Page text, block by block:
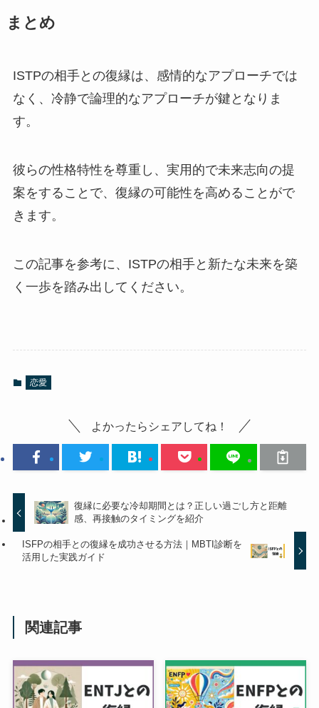
まとめ
ISTPの相手との復縁は、感情的なアプローチでは
なく、冷静で論理的なアプローチが鍵となりま
す。
彼らの性格特性を尊重し、実用的で未来志向の提
案をすることで、復縁の可能性を高めることがで
きます。
この記事を参考に、ISTPの相手と新たな未来を築
く一歩を踏み出してください。
恋愛
よかったらシェアしてね！
復縁に必要な冷却期間とは？正しい過ごし方と距離
感、再接触のタイミングを紹介
ISFPの相手との復縁を成功させる方法｜MBTI診断を
活用した実践ガイド
関連記事